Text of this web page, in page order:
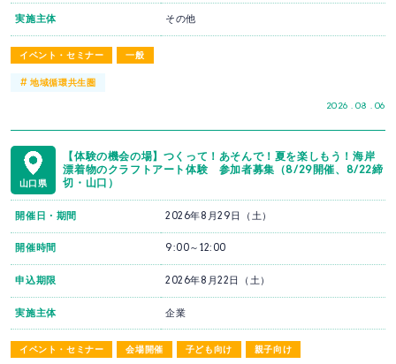
イベント・セミナー 一般
2026 . 08 . 06
実施主体 その他
#地域循環共生圏
山口県
【体験の機会の場】つくって！あそんで！夏を楽しもう！海岸
漂着物のクラフトアート体験 参加者募集（8/29開催、8/22締
切・山口）
イベント・セミナー 会場開催 子ども向け 親子向け
開催日・期間 2026年8月29日（土）
開催時間 9:00～12:00
申込期限 2026年8月22日（土）
実施主体 企業